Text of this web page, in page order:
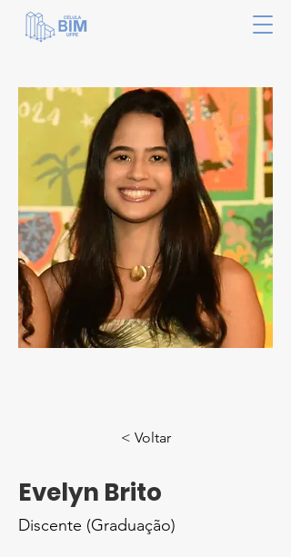
< Voltar
Evelyn Brito
Discente (Graduação)